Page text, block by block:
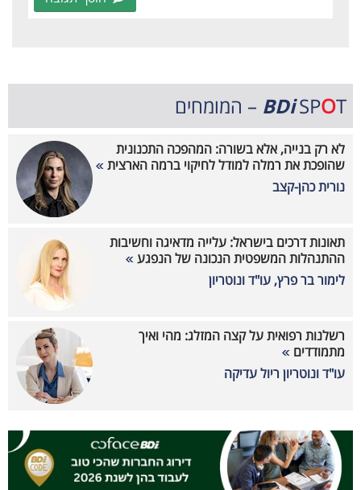
BDiSPOT – המומחים
לא רק בנייה, אלא בשורה: המהפכה התכנונית
שהופכת את רמלה למודל לחיקוי ברמה הארצית
נורית כהן-קצב
תאונות דרכים בישראל: עלייה מדאיגה וחשיבות
ההתנהלות המשפטית הנכונה של הנפגע
לימור בר פרץ, עו"ד ונוטריון
רשלנות רפואית על קצה המזלג: מהי ואיך
מתמודדים
עו"ד ונוטריון ריול עדיקה